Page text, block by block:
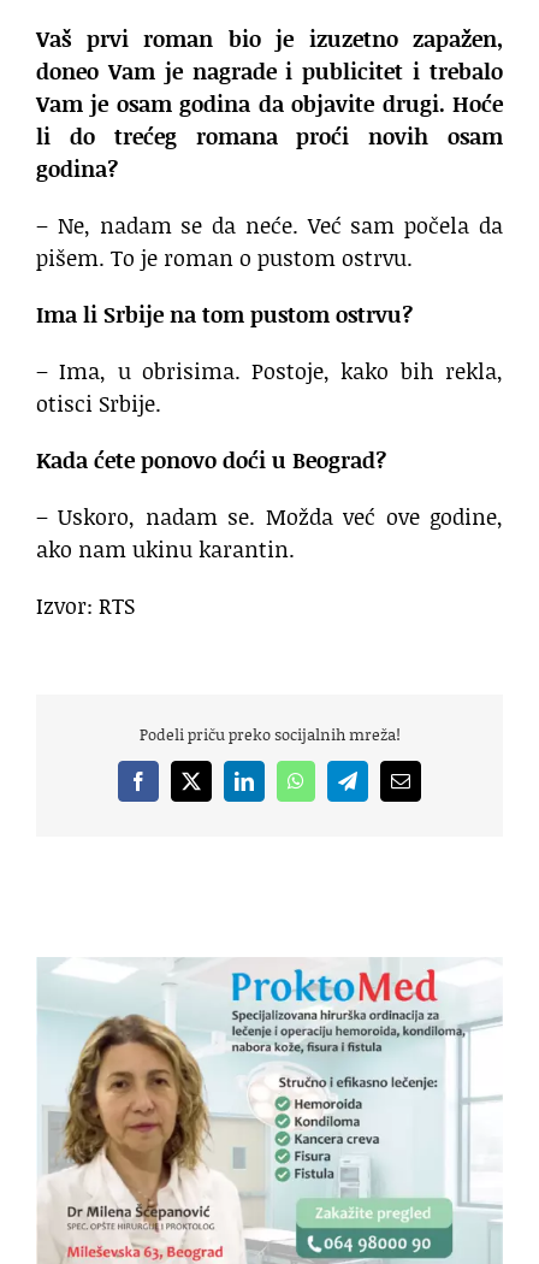
Vaš prvi roman bio je izuzetno zapažen,
doneo Vam je nagrade i publicitet i trebalo
Vam je osam godina da objavite drugi. Hoće
li do trećeg romana proći novih osam
godina?
– Ne, nadam se da neće. Već sam počela da
pišem. To je roman o pustom ostrvu.
Ima li Srbije na tom pustom ostrvu?
– Ima, u obrisima. Postoje, kako bih rekla,
otisci Srbije.
Kada ćete ponovo doći u Beograd?
– Uskoro, nadam se. Možda već ove godine,
ako nam ukinu karantin.
Izvor: RTS
Podeli priču preko socijalnih mreža!
Facebook
X LinkedInWhatsAppTelegramEmail